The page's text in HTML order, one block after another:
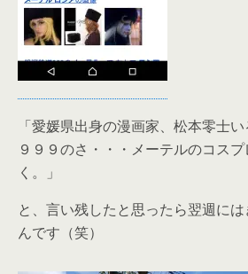
「愛媛県出身の漫画家、松本零士
９９９のさ・・・メーテルのコス
く。」
と、言い残したと思ったら翌週に
んです（笑）